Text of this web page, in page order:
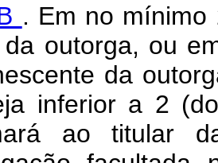
. Em no
da outorga, ou
da
inferior a 2
ao titular